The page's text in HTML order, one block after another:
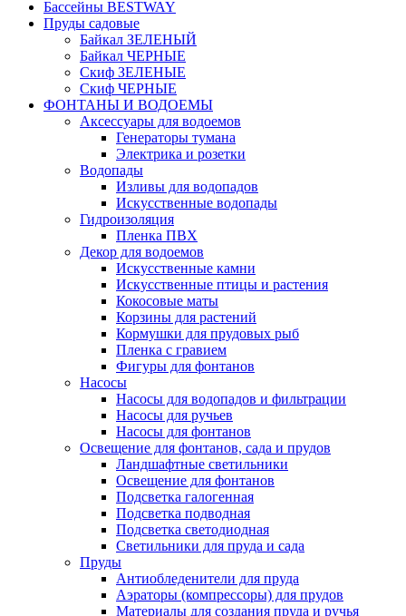
Бассейны BESTWAY
Пруды садовые
Байкал ЗЕЛЕНЫЙ
Байкал ЧЕРНЫЕ
Скиф ЗЕЛЕНЫЕ
Скиф ЧЕРНЫЕ
ФОНТАНЫ И ВОДОЕМЫ
Аксессуары для водоемов
Генераторы тумана
Электрика и розетки
Водопады
Изливы для водопадов
Искусственные водопады
Гидроизоляция
Пленка ПВХ
Декор для водоемов
Искусственные камни
Искусственные птицы и растения
Кокосовые маты
Корзины для растений
Кормушки для прудовых рыб
Пленка с гравием
Фигуры для фонтанов
Насосы
Насосы для водопадов и фильтрации
Насосы для ручьев
Насосы для фонтанов
Освещение для фонтанов, сада и прудов
Ландшафтные светильники
Освещение для фонтанов
Подсветка галогенная
Подсветка подводная
Подсветка светодиодная
Светильники для пруда и сада
Пруды
Антиобледенители для пруда
Аэраторы (компрессоры) для прудов
Материалы для создания пруда и ручья